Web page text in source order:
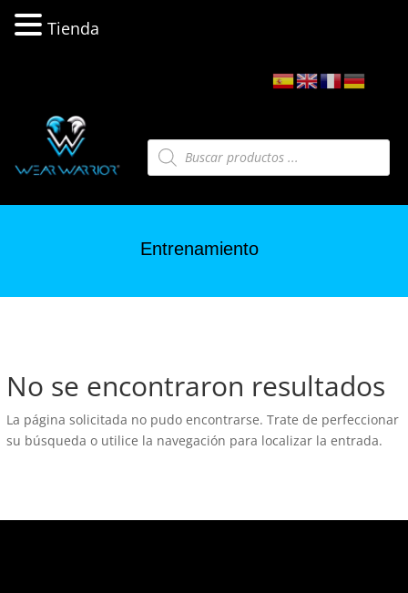
Búsqueda
de
productos
Entrenamiento
No se encontraron resultados
La página solicitada no pudo encontrarse. Trate de perfeccionar
su búsqueda o utilice la navegación para localizar la entrada.
Tienda